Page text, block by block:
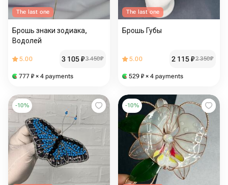
The last one
Брошь знаки зодиака,
Водолей
5.00 3 105₽3 450₽
777 ₽ × 4 payments
The last one
Брошь Губы
5.00 2 115₽2 350₽
529 ₽ × 4 payments
-10% -10%